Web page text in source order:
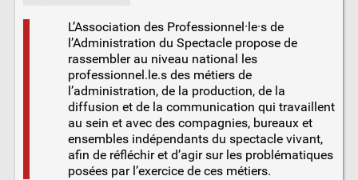
L’Association des Professionnel·le·s de
l’Administration du Spectacle propose de
rassembler au niveau national les
professionnel.le.s des métiers de
l’administration, de la production, de la
diffusion et de la communication qui travaillent
au sein et avec des compagnies, bureaux et
ensembles indépendants du spectacle vivant,
afin de réfléchir et d’agir sur les problématiques
posées par l’exercice de ces métiers.